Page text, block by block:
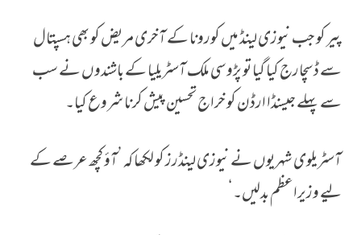
پیر کو جب نیوزی لینڈ میں کورونا کے آخری مریض کو بھی ہسپتال
سے ڈسچارج کیا گیا تو پڑوسی ملک آسٹریلیا کے باشندوں نے سب
سے پہلے جیسنڈا ارڈن کو خراج تحسین پیش کرنا شروع کیا۔
آسٹریلوی شہریوں نے نیوزی لینڈرز کو لکھا کہ ’آؤ کچھ عرصے کے
لیے وزیراعظم بدلیں۔‘